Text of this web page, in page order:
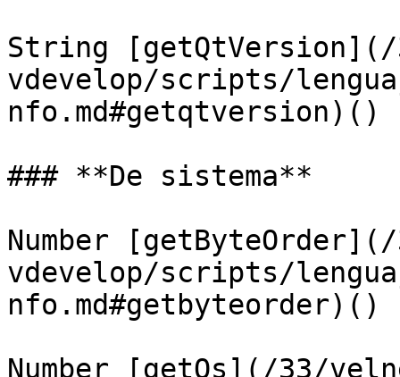
String [getQtVersion](/
vdevelop/scripts/
nfo.md#getqtversion)()
### **De sistema**
Number
vdevelop/scripts/
nfo.md#getbyteorder)()
Number [getOs](/33/